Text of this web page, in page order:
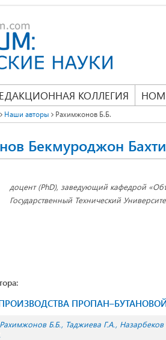
КОЛЛЕГИЯ
Наши авторы Рахимжонов Б.Б.
Бекмуроджон
доцент (PhD), заведующий кафедрой
Государственный Технический
Рахимжонов Б.Б. Таджиева Г.А.